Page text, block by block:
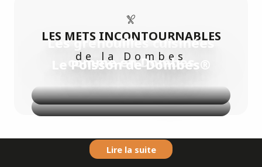
LES METS INCONTOURNABLES
de la Dombes
Les grenouilles cuisinées
comme en Dombes
Lire la suite
Le Poisson de Dombes®
Lire la suite